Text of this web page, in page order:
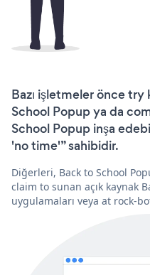
Bazı işletmeler önce
School Popup ya da
School Popup inşa
'no time'” sahibidir.
Diğerleri, Back to School
claim to sunan açık kaynak
uygulamaları veya at rock-